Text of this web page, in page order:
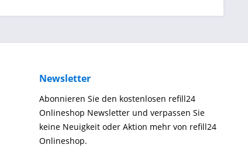
Newsletter
Abonnieren Sie den kostenlosen refill24
Onlineshop Newsletter und verpassen Sie
keine Neuigkeit oder Aktion mehr von refill24
Onlineshop.